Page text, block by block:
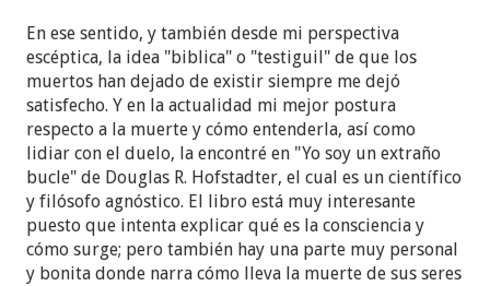
En ese sentido, y también desde mi perspectiva
escéptica, la idea "biblica" o "testiguil" de que los
muertos han dejado de existir siempre me dejó
satisfecho. Y en la actualidad mi mejor postura
respecto a la muerte y cómo entenderla, así como
lidiar con el duelo, la encontré en "Yo soy un extraño
bucle" de Douglas R. Hofstadter, el cual es un científico
y filósofo agnóstico. El libro está muy interesante
puesto que intenta explicar qué es la consciencia y
cómo surge; pero también hay una parte muy personal
y bonita donde narra cómo lleva la muerte de sus seres